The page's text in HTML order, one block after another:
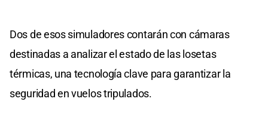
Dos de esos simuladores contarán con cámaras
destinadas a analizar el estado de las losetas
térmicas, una tecnología clave para garantizar la
seguridad en vuelos tripulados.